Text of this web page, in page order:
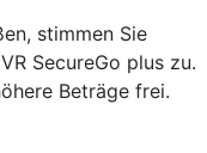
stimmen Sie
SecureGo plus zu.
Beträge frei.